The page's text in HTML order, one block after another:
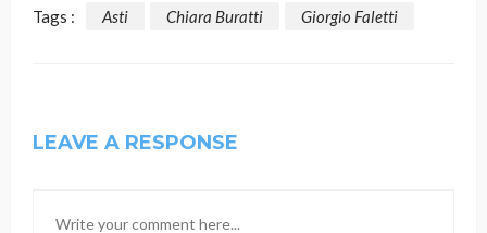
Tags : Asti Chiara Buratti Giorgio Faletti
LEAVE A RESPONSE